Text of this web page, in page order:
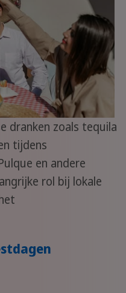
dranken zoals tequila
tijdens
en andere
rol bij lokale